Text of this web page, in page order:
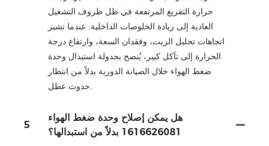
حرارة التفريغ المرتفعة في ظل ظروف التشغيل
العادية إلى زيادة الخلوصات الداخلية. عندما تشير
اتجاهات تحليل الزيت، وفقدان السعة، وارتفاع درجة
الحرارة إلى تآكل كبير، يُنصح بجدولة استبدال وحدة
ضغط الهواء خلال الصيانة الدورية بدلاً من انتظار
حدوث عطل.
5
هل يمكن إصلاح وحدة ضغط الهواء
1616626081 بدلاً من استبدالها؟